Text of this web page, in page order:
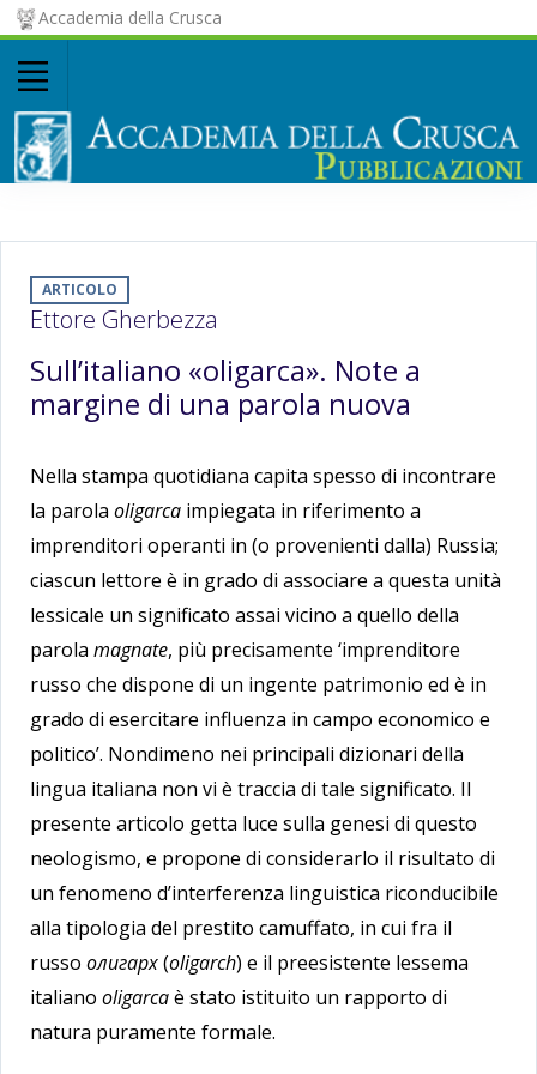
Accademia della Crusca
ARTICOLO
Ettore Gherbezza
Sull’italiano «oligarca». Note a
margine di una parola nuova
Nella stampa quotidiana capita spesso di incontrare
la parola oligarca impiegata in riferimento a
imprenditori operanti in (o provenienti dalla) Russia;
ciascun lettore è in grado di associare a questa unità
lessicale un significato assai vicino a quello della
parola magnate, più precisamente ‘imprenditore
russo che dispone di un ingente patrimonio ed è in
grado di esercitare influenza in campo economico e
politico’. Nondimeno nei principali dizionari della
lingua italiana non vi è traccia di tale significato. Il
presente articolo getta luce sulla genesi di questo
neologismo, e propone di considerarlo il risultato di
un fenomeno d’interferenza linguistica riconducibile
alla tipologia del prestito camuffato, in cui fra il
russo олигарх(oligarch) e il preesistente lessema
italiano oligarcaè stato istituito un rapporto di
natura puramente formale.